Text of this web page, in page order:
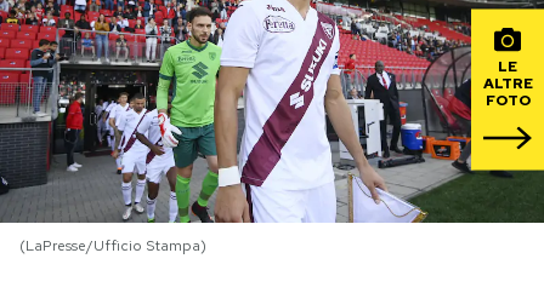
PODCAST
NEWSLETTER
I MIEI PREFERITI
LE
ALTRE
FOTO
(LaPresse/Ufficio Stampa)